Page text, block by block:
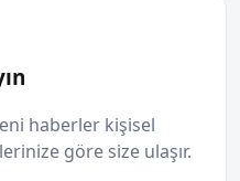
haberler kişisel
göre size ulaşır.